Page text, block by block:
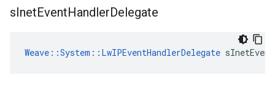
sInetEventHandlerDelegate
Weave::System::LwIPEventHandlerDelegate